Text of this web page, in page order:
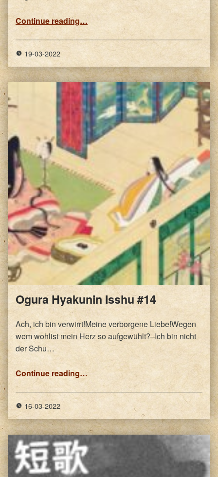
Continue reading “Ogura Hyakunin Isshu #40”
…
19-03-2022
Ogura Hyakunin Isshu #14
Ach, ich bin verwirrt!Meine verborgene Liebe!Wegen
wem wohlist mein Herz so aufgewühlt?–Ich bin nicht
der Schu…
Continue reading “Ogura Hyakunin Isshu #14”
…
16-03-2022